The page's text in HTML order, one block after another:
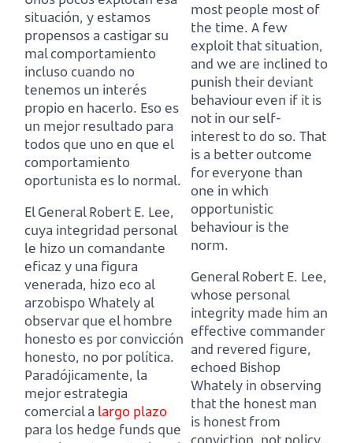
situación, y estamos
propensos a castigar su
mal comportamiento
incluso cuando no
tenemos un interés
propio en hacerlo. Eso es
un mejor resultado para
todos que uno en que el
comportamiento
oportunista es lo normal.
El General Robert E. Lee,
cuya integridad personal
le hizo un comandante
eficaz y una figura
venerada, hizo eco al
arzobispo Whately al
observar que el hombre
honesto es por convicción
honesto, no por política.
Paradójicamente, la
mejor estrategia
comercial a largo plazo
para los hedge funds que
most people most of
the time. A few
exploit that situation,
and we are inclined to
punish their deviant
behaviour even if it is
not in our self-
interest to do so. That
is a better outcome
for everyone than
one in which
opportunistic
behaviour is the
norm.
General Robert E. Lee,
whose personal
integrity made him an
effective commander
and revered figure,
echoed Bishop
Whately in observing
that the honest man
is honest from